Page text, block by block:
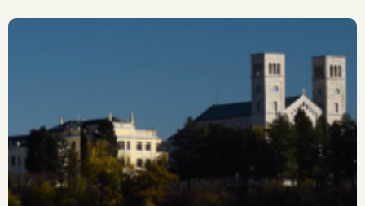
BOŽE, NEK’ SE NIKAD NE
ZABORAVI